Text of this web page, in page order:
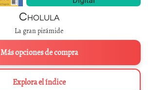
Cholula
La gran pirámide
Más opciones de compra
Explora el índice